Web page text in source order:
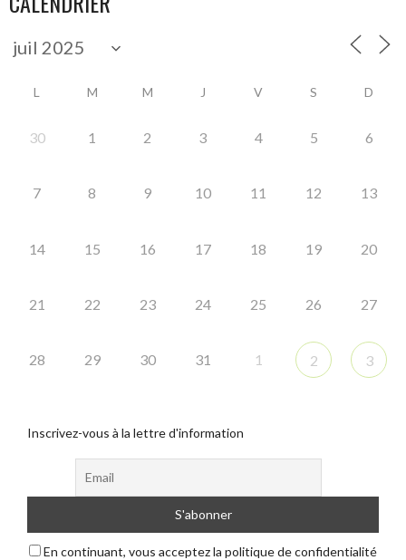
L M M J V S D
30 1 2 3 4 5 6
7 8 9 10 11 12 13
14 15 16 17 18 19 20
21 22 23 24 25 26 27
28 29 30 31 1 2 3
Inscrivez-vous à la lettre d'information
En continuant, vous acceptez la politique de confidentialité